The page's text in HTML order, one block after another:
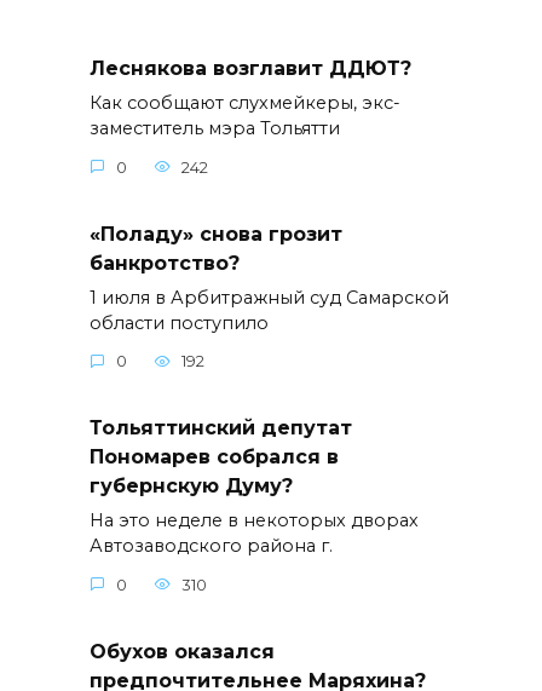
Леснякова возглавит ДДЮТ?
Как сообщают слухмейкеры, экс-
заместитель мэра Тольятти
0 242
«Поладу» снова грозит
банкротство?
1 июля в Арбитражный суд Самарской
области поступило
0 192
Тольяттинский депутат
Пономарев собрался в
губернскую Думу?
На это неделе в некоторых дворах
Автозаводского района г.
0 310
Обухов оказался
предпочтительнее Маряхина?